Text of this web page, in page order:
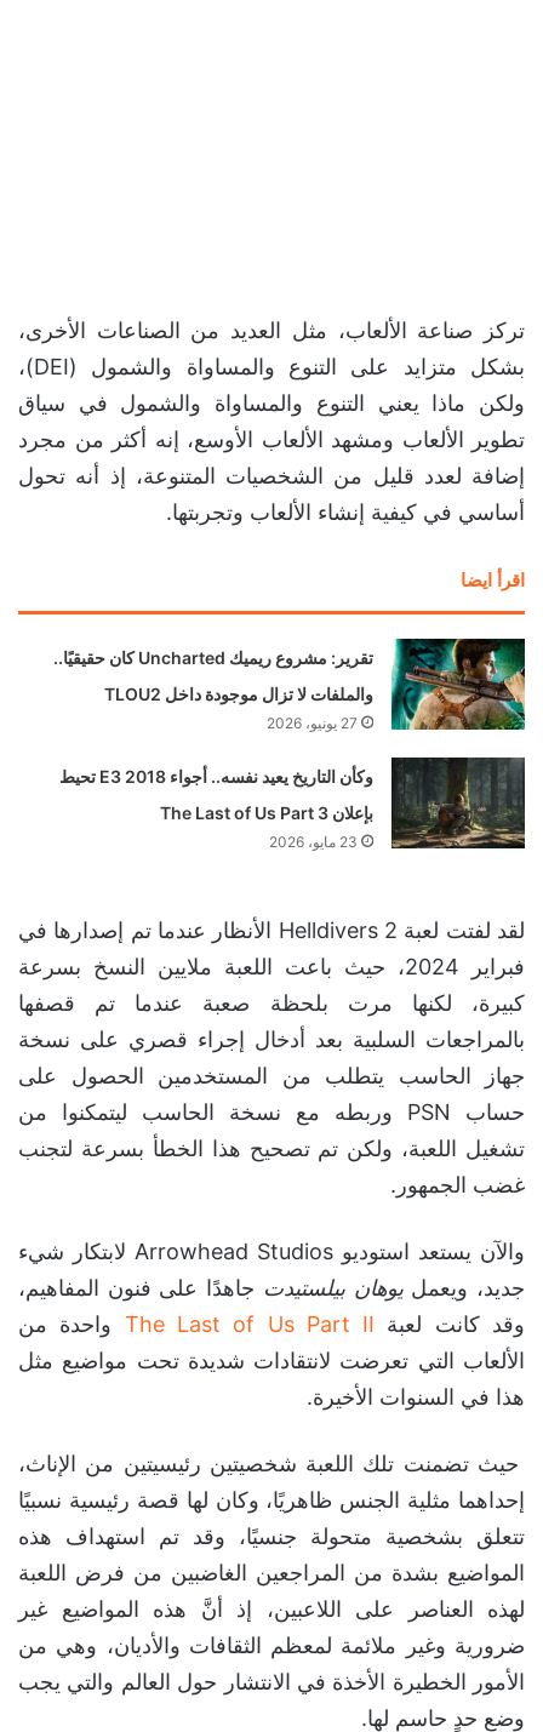
تركز صناعة الألعاب، مثل العديد من الصناعات الأخرى،
بشكل متزايد على التنوع والمساواة والشمول (DEI)،
ولكن ماذا يعني التنوع والمساواة والشمول في سياق
تطوير الألعاب ومشهد الألعاب الأوسع، إنه أكثر من مجرد
إضافة لعدد قليل من الشخصيات المتنوعة، إذ أنه تحول
أساسي في كيفية إنشاء الألعاب وتجربتها.
اقرأ ايضا
تقرير: مشروع ريميك Uncharted كان حقيقيًا..
والملفات لا تزال موجودة داخل TLOU2
27 يونيو، 2026
وكأن التاريخ يعيد نفسه.. أجواء E3 2018 تحيط
بإعلان The Last of Us Part 3
23 مايو، 2026
لقد لفتت لعبة Helldivers 2 الأنظار عندما تم إصدارها في
فبراير 2024، حيث باعت اللعبة ملايين النسخ بسرعة
كبيرة، لكنها مرت بلحظة صعبة عندما تم قصفها
بالمراجعات السلبية بعد أدخال إجراء قصري على نسخة
جهاز الحاسب يتطلب من المستخدمين الحصول على
حساب PSN وربطه مع نسخة الحاسب ليتمكنوا من
تشغيل اللعبة، ولكن تم تصحيح هذا الخطأ بسرعة لتجنب
غضب الجمهور.
والآن يستعد استوديو Arrowhead Studios لابتكار شيء
جديد، ويعمليوهان بيلستيدت جاهدًا على فنون المفاهيم،
وقد كانت لعبة The Last of Us Part II واحدة من
الألعاب التي تعرضت لانتقادات شديدة تحت مواضيع مثل
هذا في السنوات الأخيرة.
حيث تضمنت تلك اللعبة شخصيتين رئيسيتين من الإناث،
إحداهما مثلية الجنس ظاهريًا، وكان لها قصة رئيسية نسبيًا
تتعلق بشخصية متحولة جنسيًا، وقد تم استهداف هذه
المواضيع بشدة من المراجعين الغاضبين من فرض اللعبة
لهذه العناصر على اللاعبين، إذ أنَّ هذه المواضيع غير
ضرورية وغير ملائمة لمعظم الثقافات والأديان، وهي من
الأمور الخطيرة الأخذة في الانتشار حول العالم والتي يجب
وضع حدٍ حاسمٍ لها.